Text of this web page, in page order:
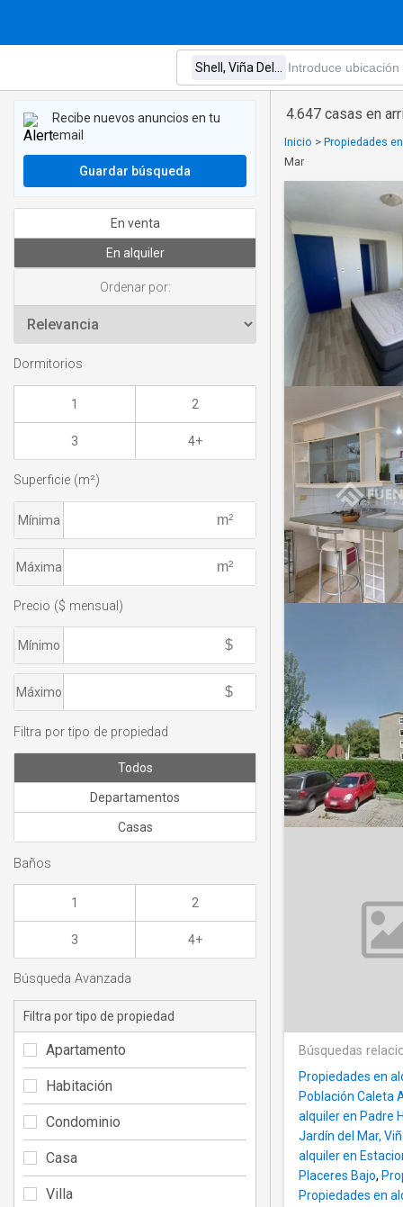
4.647 casas en
Inicio > Propiedades
Mar
Búsquedas
Propiedades en
Población Caleta
alquiler en Padre
Jardín del Mar,
alquiler en
Placeres Bajo,
Propiedades en
Recibe nuevos anuncios en tu
email
Guardar búsqueda
En venta
En alquiler
Ordenar por:
Dormitorios
1 2
3 4+
Superficie (m²)
Mínima
Máxima
Precio ($ mensual)
Mínimo
Máximo
Filtra por tipo de propiedad
Todos
Departamentos
Casas
Baños
1 2
3 4+
Búsqueda Avanzada
Filtra por tipo de propiedad
Apartamento
Habitación
Condominio
Casa
Villa